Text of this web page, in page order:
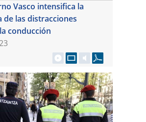
Vasco intensifica la
de las distracciones
conducción